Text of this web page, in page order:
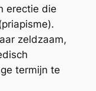
erectie die
zeldzaam,
termijn te